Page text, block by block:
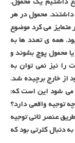
محمول در هر
متمایز می کرد موضوع
همه ی تعدد ها به
محمول پوچ بشوند و
را نیز نمی توان به
از خارج برچیده شد.
می شود این است که:
توجیه واقعی دارد؟
عنصر ثانی توجیه
دنبال کثرتی بود که